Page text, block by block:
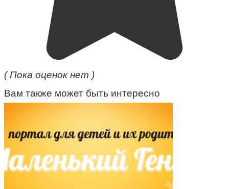
( Пока оценок нет )
Вам также может быть интересно